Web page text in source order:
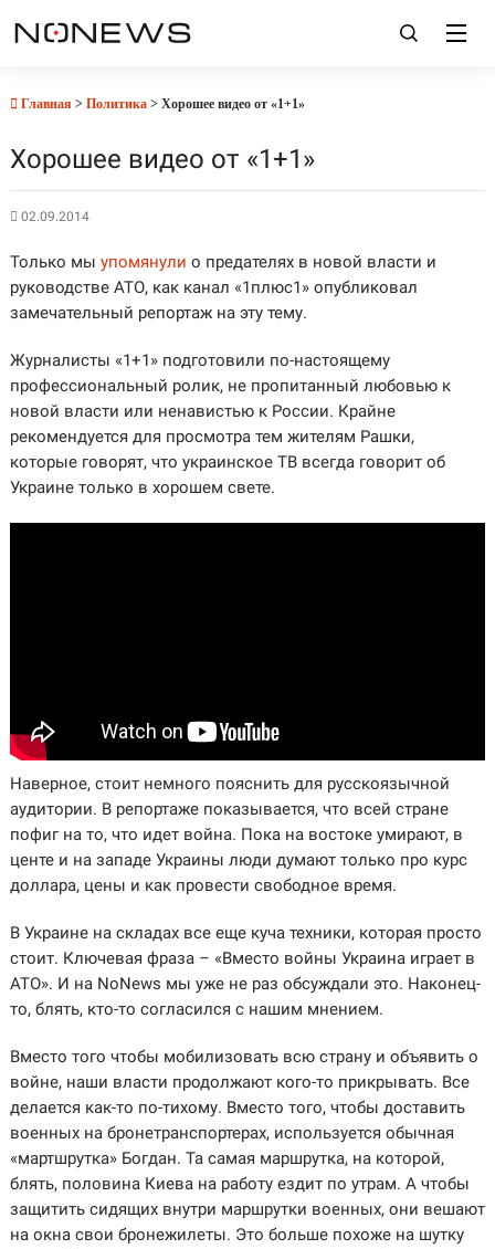
Главная > Политика> Хорошее видео от «1+1»
Хорошее видео от «1+1»
02.09.2014
Только мы упомянули о предателях в новой власти и
руководстве АТО, как канал «1плюс1» опубликовал
замечательный репортаж на эту тему.
Журналисты «1+1» подготовили по-настоящему
профессиональный ролик, не пропитанный любовью к
новой власти или ненавистью к России. Крайне
рекомендуется для просмотра тем жителям Рашки,
которые говорят, что украинское ТВ всегда говорит об
Украине только в хорошем свете.
Наверное, стоит немного пояснить для русскоязычной
аудитории. В репортаже показывается, что всей стране
пофиг на то, что идет война. Пока на востоке умирают, в
центе и на западе Украины люди думают только про курс
доллара, цены и как провести свободное время.
В Украине на складах все еще куча техники, которая просто
стоит. Ключевая фраза – «Вместо войны Украина играет в
АТО». И на NoNews мы уже не раз обсуждали это. Наконец-
то, блять, кто-то согласился с нашим мнением.
Вместо того чтобы мобилизовать всю страну и объявить о
войне, наши власти продолжают кого-то прикрывать. Все
делается как-то по-тихому. Вместо того, чтобы доставить
военных на бронетранспортерах, используется обычная
«мартшрутка» Богдан. Та самая маршрутка, на которой,
блять, половина Киева на работу ездит по утрам. А чтобы
защитить сидящих внутри маршрутки военных, они вешают
на окна свои бронежилеты. Это больше похоже на шутку